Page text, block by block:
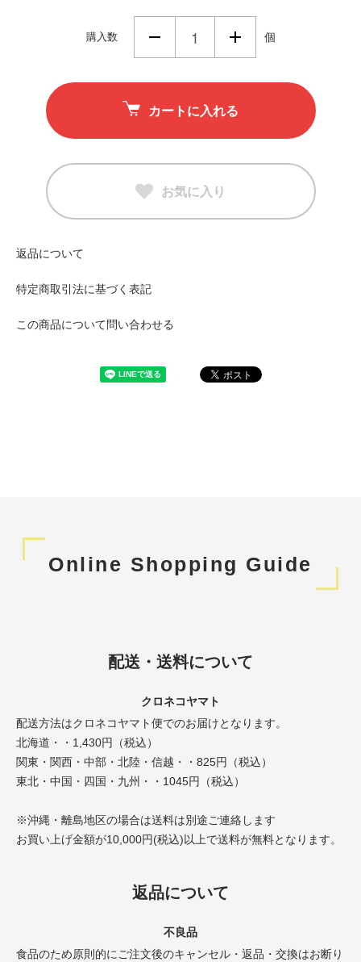
購入数 個
カートに入れる
お気に入り
返品について
特定商取引法に基づく表記
この商品について問い合わせる
Online Shopping Guide
配送・送料について
クロネコヤマト
配送方法はクロネコヤマト便でのお届けとなります。
北海道・・1,430円（税込）
関東・関西・中部・北陸・信越・・825円（税込）
東北・中国・四国・九州・・1045円（税込）
※沖縄・離島地区の場合は送料は別途ご連絡します
お買い上げ金額が10,000円(税込)以上で送料が無料となります。
返品について
不良品
食品のため原則的にご注文後のキャンセル・返品・交換はお断り